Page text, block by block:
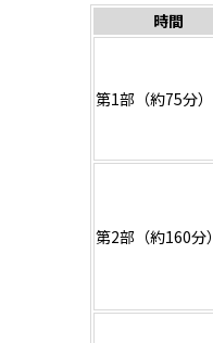
時間
第1部（約75分）
第2部（約160分）